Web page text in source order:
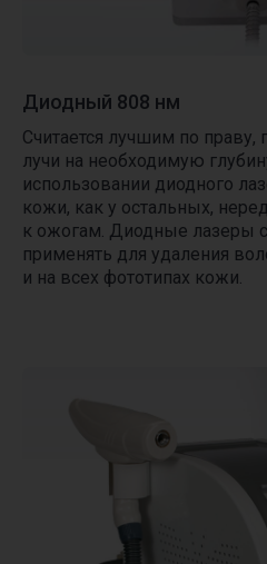
Диодный 808 нм
Считается лучшим по праву,
лучи на необходимую
использовании диодного
кожи, как у остальных,
к ожогам. Диодные лазеры
применять для удаления
и на всех фототипах кожи.